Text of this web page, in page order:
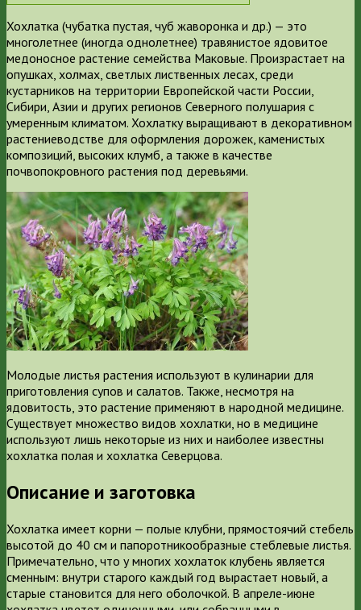
Хохлатка (чубатка пустая, чуб жаворонка и др.) — это
многолетнее (иногда однолетнее) травянистое ядовитое
медоносное растение семейства Маковые. Произрастает на
опушках, холмах, светлых лиственных лесах, среди
кустарников на территории Европейской части России,
Сибири, Азии и других регионов Северного полушария с
умеренным климатом. Хохлатку выращивают в декоративном
растениеводстве для оформления дорожек, каменистых
композиций, высоких клумб, а также в качестве
почвопокровного растения под деревьями.
Молодые листья растения используют в кулинарии для
приготовления супов и салатов. Также, несмотря на
ядовитость, это растение применяют в народной медицине.
Существует множество видов хохлатки, но в медицине
используют лишь некоторые из них и наиболее известны
хохлатка полая и хохлатка Северцова.
Описание и заготовка
Хохлатка имеет корни — полые клубни, прямостоячий стебель
высотой до 40 см и папоротникообразные стеблевые листья.
Примечательно, что у многих хохлаток клубень является
сменным: внутри старого каждый год вырастает новый, а
старые становится для него оболочкой. В апреле-июне